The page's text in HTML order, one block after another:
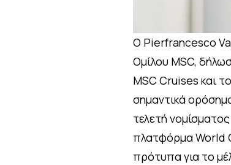
Ο Pierfrancesco
Ομίλου MSC,
MSC Cruises και
σημαντικά
τελετή
πλατφόρμα World
πρότυπα για το